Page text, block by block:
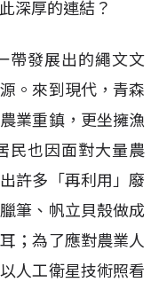
深厚的連結？
帶發展出的繩文文
。來到現代，青森
業重鎮，更坐擁漁
民也因面對大量農
許多「再利用」廢
筆、帆立貝殼做成
；為了應對農業人
人工衛星技術照看